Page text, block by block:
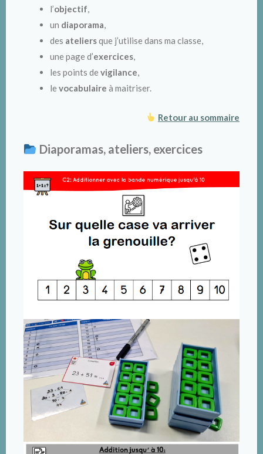
l’objectif,
un diaporama,
des ateliersque j’utilise dans ma classe,
une page d’exercices,
les points devigilance,
levocabulaire à maitriser.
Retour au sommaire
Diaporamas, ateliers, exercices